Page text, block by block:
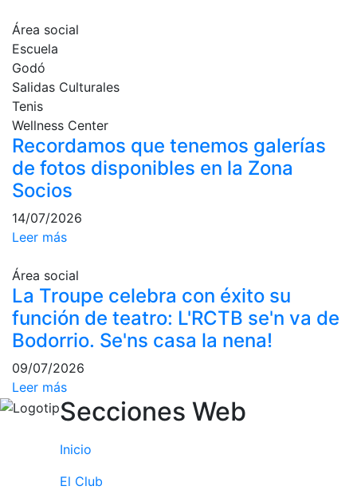
Socials
Salidas
Conferencias
Inspirational
Talks
Calendario de
Actividades
Juegos de
Peñas del Club
Wellness Center
Servicio de
fisiosalud
Entrenamientos
personales
Actividades
dirigidas
Piscina
Área social
Escuela
Godó
Salidas Culturales
Tenis
Wellness Center
Recordamos que tenemos galerías
de fotos disponibles en la Zona
Socios
14/07/2026
Leer más
Área social
La Troupe celebra con éxito su
función de teatro: L'RCTB se'n va de
Bodorrio. Se'ns casa la nena!
09/07/2026
Leer más
Secciones Web
Inicio
El Club